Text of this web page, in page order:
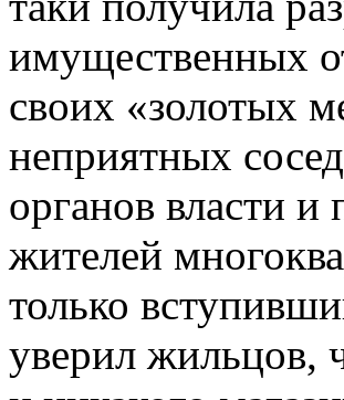
имущественных
своих «золотых
неприятных
органов власти и
жителей
только
уверил жильцов,